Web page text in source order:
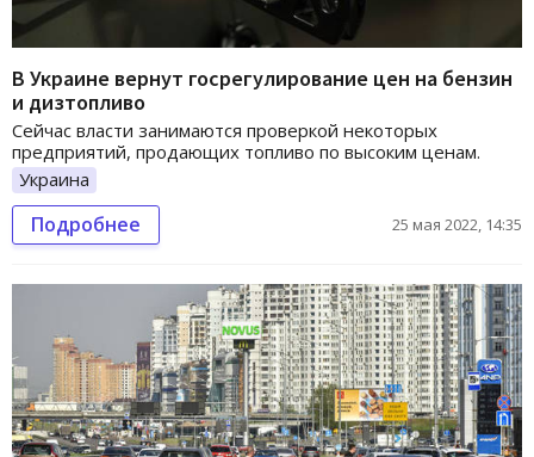
В Украине вернут госрегулирование цен на бензин
и дизтопливо
Сейчас власти занимаются проверкой некоторых
предприятий, продающих топливо по высоким ценам.
Украина
Подробнее 25 мая 2022, 14:35